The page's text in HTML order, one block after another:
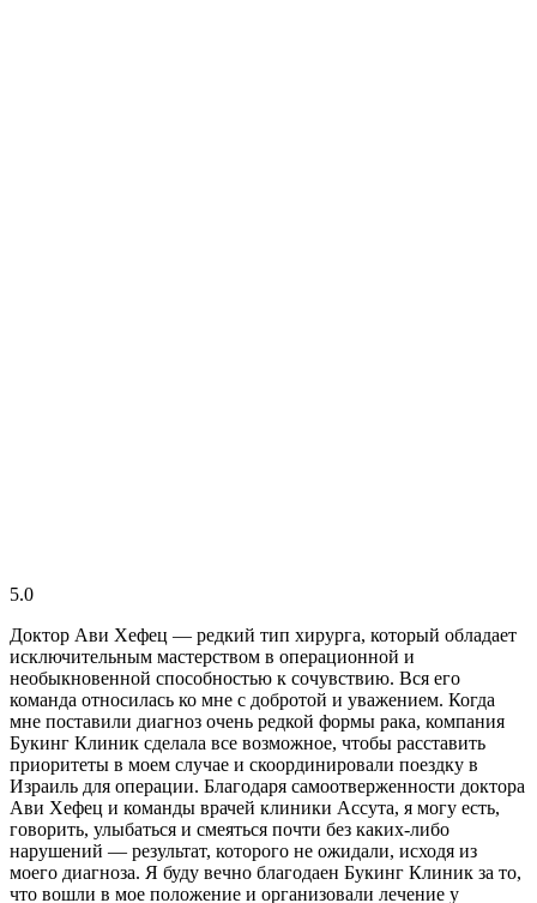
5.0
Доктор Ави Хефец — редкий тип хирурга, который обладает
исключительным мастерством в операционной и
необыкновенной способностью к сочувствию. Вся его
команда относилась ко мне с добротой и уважением. Когда
мне поставили диагноз очень редкой формы рака, компания
Букинг Клиник сделала все возможное, чтобы расставить
приоритеты в моем случае и скоординировали поездку в
Израиль для операции. Благодаря самоотверженности доктора
Ави Хефец и команды врачей клиники Ассута, я могу есть,
говорить, улыбаться и смеяться почти без каких-либо
нарушений — результат, которого не ожидали, исходя из
моего диагноза. Я буду вечно благодаен Букинг Клиник за то,
что вошли в мое положение и организовали лечение у